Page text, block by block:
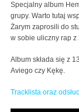
Specjalny album
grupy. Warto tutaj
Żarym zaprosili do
w sobie uliczny rap
Album składa się z
Aviego czy Kękę.
Tracklista oraz